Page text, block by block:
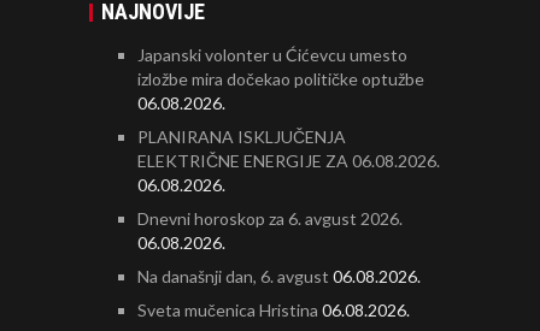
NAJNOVIJE
Japanski volonter u Ćićevcu umesto
izložbe mira dočekao političke optužbe
06.08.2026.
PLANIRANA ISKLJUČENJA
ELEKTRIČNE ENERGIJE ZA 06.08.2026.
06.08.2026.
Dnevni horoskop za 6. avgust 2026.
06.08.2026.
Na današnji dan, 6. avgust 06.08.2026.
Sveta mučenica Hristina 06.08.2026.